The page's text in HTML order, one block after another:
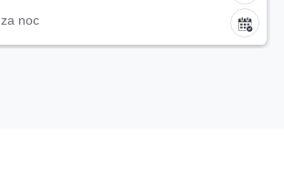
za noc